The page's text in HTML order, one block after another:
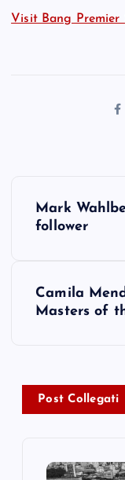
Visit Bang Premier
a
v
Mark
follower
Camila
Masters of
Post Collegati